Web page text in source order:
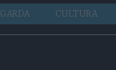
GARDA CULTURA